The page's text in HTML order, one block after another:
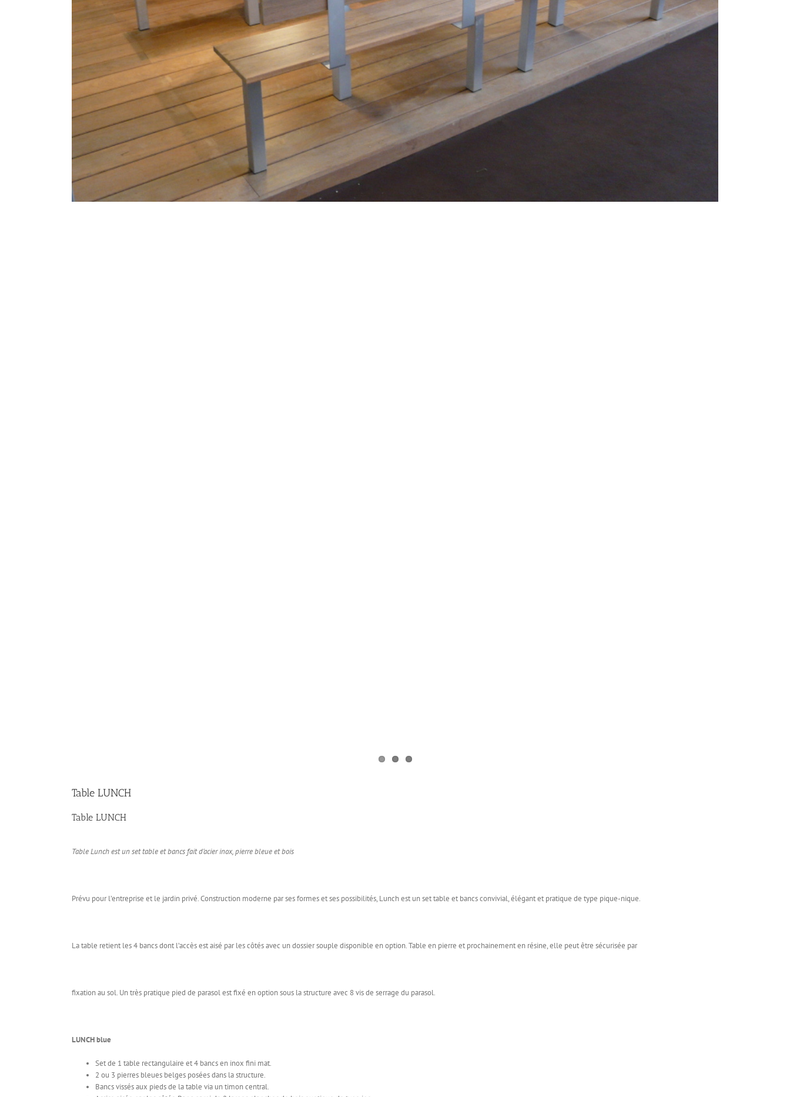
Table LUNCH
Table LUNCH
Table Lunch est un set table et bancs fait d’acier inox, pierre bleue et bois
Prévu pour l’entreprise et le jardin privé. Construction moderne par ses formes et ses possibilités, Lunch est un set table et bancs convivial, élégant et pratique de type pique-nique.
La table retient les 4 bancs dont l’accès est aisé par les côtés avec un dossier souple disponible en option. Table en pierre et prochainement en résine, elle peut être sécurisée par
fixation au sol. Un très pratique pied de parasol est fixé en option sous la structure avec 8 vis de serrage du parasol.
LUNCH blue
Set de 1 table rectangulaire et 4 bancs en inox fini mat.
2 ou 3 pierres bleues belges posées dans la structure.
Bancs vissés aux pieds de la table via un timon central.